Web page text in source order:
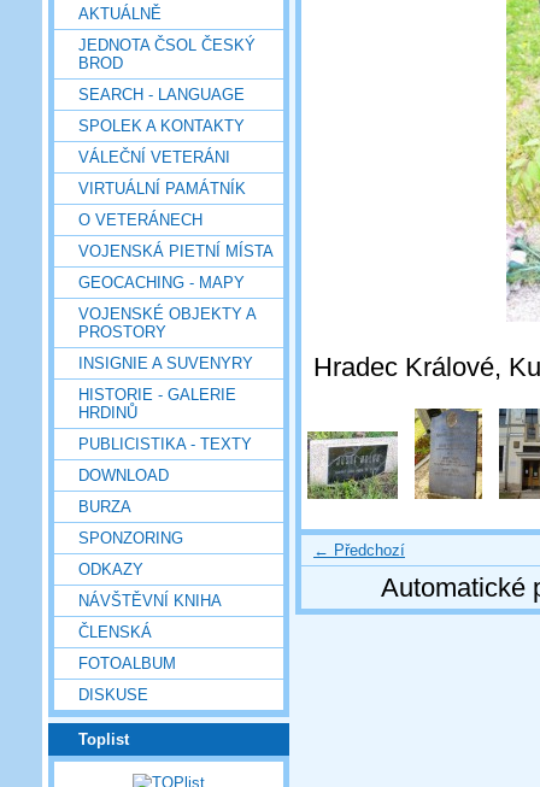
AKTUÁLNĚ
JEDNOTA ČSOL ČESKÝ
BROD
SEARCH - LANGUAGE
SPOLEK A KONTAKTY
VÁLEČNÍ VETERÁNI
VIRTUÁLNÍ PAMÁTNÍK
O VETERÁNECH
VOJENSKÁ PIETNÍ MÍSTA
GEOCACHING - MAPY
VOJENSKÉ OBJEKTY A
PROSTORY
INSIGNIE A SUVENYRY
HISTORIE - GALERIE
HRDINŮ
PUBLICISTIKA - TEXTY
DOWNLOAD
BURZA
SPONZORING
ODKAZY
NÁVŠTĚVNÍ KNIHA
ČLENSKÁ
FOTOALBUM
DISKUSE
Toplist
Hradec Králové,
← Předchozí
Automatické